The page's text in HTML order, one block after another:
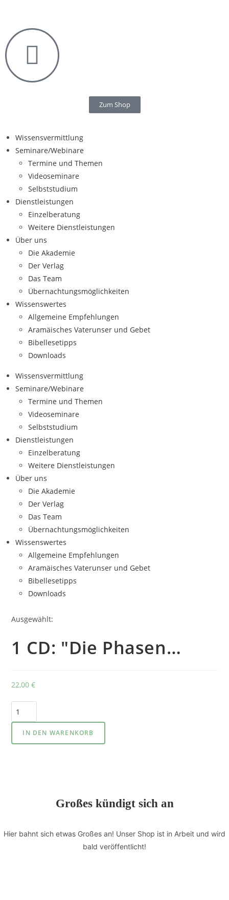
Zum Shop
Wissensvermittlung
Seminare/Webinare
Termine und Themen
Videoseminare
Selbststudium
Dienstleistungen
Einzelberatung
Weitere Dienstleistungen
Über uns
Die Akademie
Der Verlag
Das Team
Übernachtungsmöglichkeiten
Wissenswertes
Allgemeine Empfehlungen
Aramäisches Vaterunser und Gebet
Bibellesetipps
Downloads
Wissensvermittlung
Seminare/Webinare
Termine und Themen
Videoseminare
Selbststudium
Dienstleistungen
Einzelberatung
Weitere Dienstleistungen
Über uns
Die Akademie
Der Verlag
Das Team
Übernachtungsmöglichkeiten
Wissenswertes
Allgemeine Empfehlungen
Aramäisches Vaterunser und Gebet
Bibellesetipps
Downloads
Ausgewählt:
1 CD: "Die Phasen…
22,00€
IN DEN WARENKORB
Großes kündigt sich an
Hier bahnt sich etwas Großes an! Unser Shop ist in Arbeit und wird
bald veröffentlicht!